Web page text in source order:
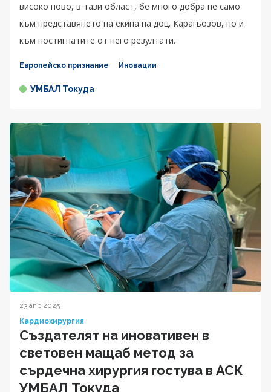
високо ново, в тази област, бе много добра не само
към представянето на екипа на доц. Карагьозов, но и
към постигнатите от него резултати.
Европейско признание Иновации
УМБАЛ Токуда
23 апр 2025
Кардиохирургия
Създателят на иновативен в
световен мащаб метод за
сърдечна хирургия гостува в АСК
УМБАЛ Токуда